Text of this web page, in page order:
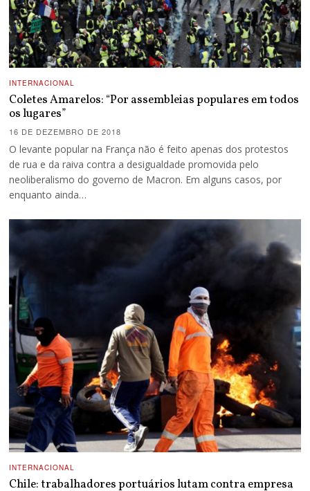
INTERNACIONAL
Coletes Amarelos: “Por assembleias populares em todos
os lugares”
16 DE DEZEMBRO DE 2018
O levante popular na França não é feito apenas dos protestos
de rua e da raiva contra a desigualdade promovida pelo
neoliberalismo do governo de Macron. Em alguns casos, por
enquanto ainda…
INTERNACIONAL
Chile: trabalhadores portuários lutam contra empresa